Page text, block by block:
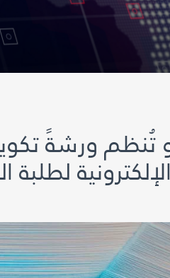
الحقوق محفوظة.
ورشةً